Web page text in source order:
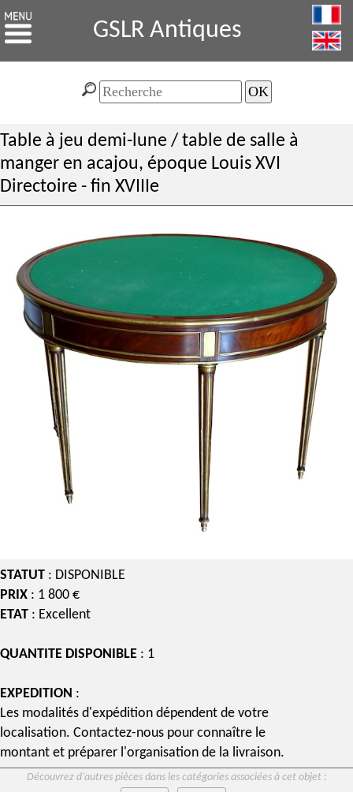
GSLR Antiques
Table à jeu demi-lune / table de salle à
manger en acajou, époque Louis XVI
Directoire - fin XVIIIe
STATUT : DISPONIBLE
PRIX : 1 800 €
ETAT : Excellent
QUANTITE DISPONIBLE : 1
EXPEDITION :
Les modalités d'expédition dépendent de votre
localisation. Contactez-nous pour connaître le
montant et préparer l'organisation de la livraison.
Découvrez d’autres pièces dans les catégories associées à cet objet :